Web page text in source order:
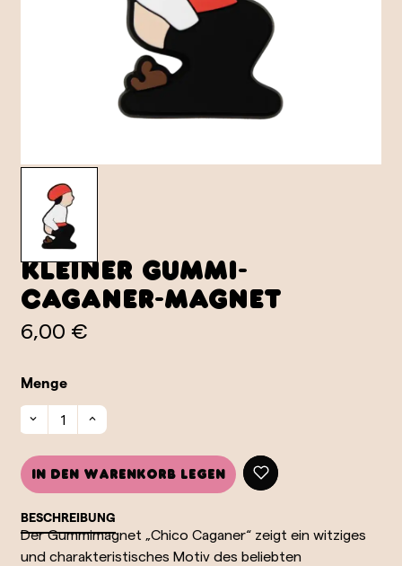
Kleiner Gummi-
Caganer-Magnet
6,00 €
Menge
In den Warenkorb legen
BESCHREIBUNG
Der Gummimagnet „Chico Caganer“ zeigt ein witziges
und charakteristisches Motiv des beliebten